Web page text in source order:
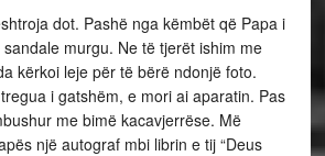
dot. Pashë nga këmbët që Papa i
murgu. Ne të tjerët ishim me
kërkoi leje për të bërë ndonjë foto.
i gatshëm, e mori ai aparatin. Pas
me bimë kacavjerrëse. Më
një autograf mbi librin e tij “Deus